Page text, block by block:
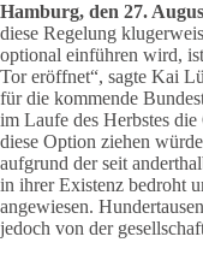
Hamburg, den 27.
diese Regelung
optional einführen wird,
Tor eröffnet“, sagte Kai
für die kommende
im Laufe des Herbstes
diese Option ziehen
aufgrund der seit
in ihrer Existenz bedroht
angewiesen.
jedoch von der